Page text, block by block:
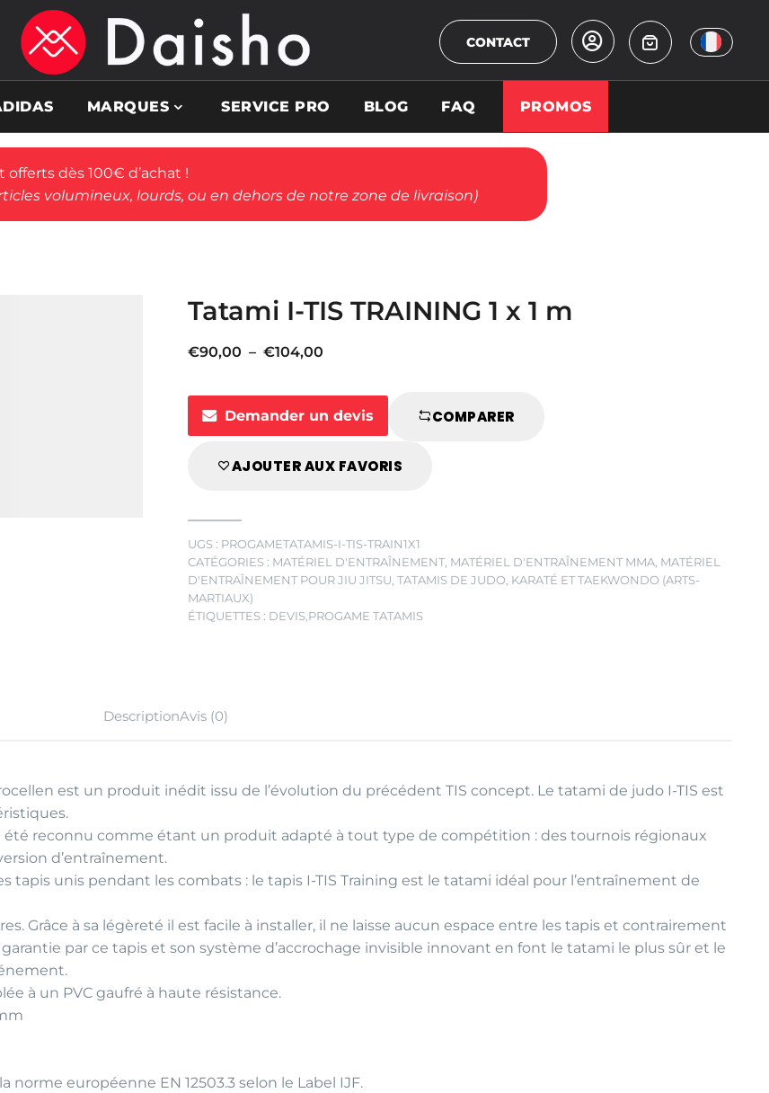
CONTACT
MARQUES SERVICE PRO BLOG FAQ PROMOS
offerts dès 100€ d’achat !
volumineux, lourds, ou en dehors de notre zone de livraison)
Tatami I-TIS TRAINING 1 x 1 m
€90,00 – €104,00
prix :
€90,00
à
€104,00
Demander un devis COMPARER
AJOUTER AUX FAVORIS
UGS : PROGAMETATAMIS-I-TIS-TRAIN1X1
CATÉGORIES : MATÉRIEL D'ENTRAÎNEMENT, MATÉRIEL D'ENTRAÎNEMENT MMA, MATÉRIEL
D'ENTRAÎNEMENT POUR JIU JITSU,TATAMIS DE JUDO, KARATÉ ET TAEKWONDO (ARTS-
MARTIAUX)
ÉTIQUETTES : DEVIS,PROGAME TATAMIS
DescriptionAvis (0)
est un produit inédit issu de l’évolution du précédent TIS concept. Le tatami de judo I-TIS est
été reconnu comme étant un produit adapté à tout type de compétition : des tournois régionaux
d’entraînement.
tapis unis pendant les combats : le tapis I-TIS Training est le tatami idéal pour l’entraînement de
Grâce à sa légèreté il est facile à installer, il ne laisse aucun espace entre les tapis et contrairement
par ce tapis et son système d’accrochage invisible innovant en font le tatami le plus sûr et le
à un PVC gaufré à haute résistance.
norme européenne EN 12503.3 selon le Label IJF.